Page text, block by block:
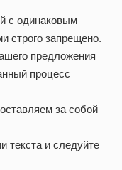
с одинаковым
строго запрещено.
предложения
процесс
за собой
текста и следуйте